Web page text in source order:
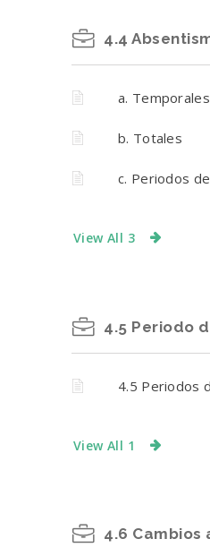
4.4
a. Temporales
b. Totales
c. Periodos
View All 3
4.5 Periodo
4.5 Periodos
View All 1
4.6 Cambios